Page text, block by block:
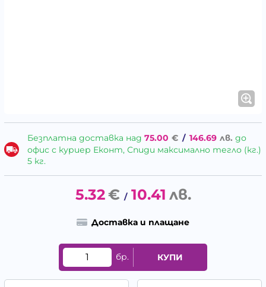
Безплатна доставка над 75.00 € / 146.69 лв. до
офис с куриер Еконт, Спиди максимално тегло (кг.)
5 кг.
5.32€ / 10.41 лв.
Доставка и плащане
бр. КУПИ